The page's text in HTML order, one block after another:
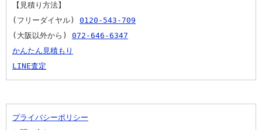
【見積り方法】
(フリーダイヤル) 0120-543-709
(大阪以外から) 072-646-6347
かんたん見積もり
LINE査定
プライバシーポリシー